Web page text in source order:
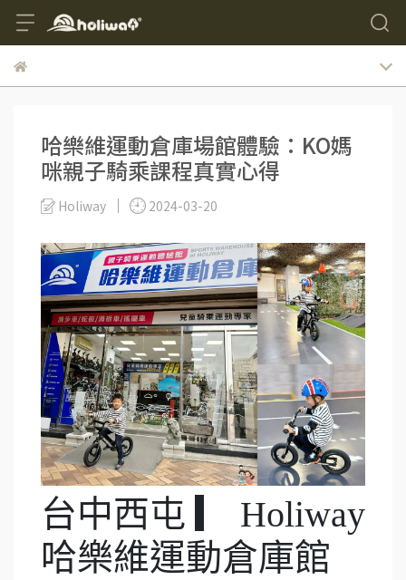
哈樂維運動倉庫場館體驗：KO媽
咪親子騎乘課程真實心得
Holiway 2024-03-20
台中西屯 ▎ Holiway
哈樂維運動倉庫館